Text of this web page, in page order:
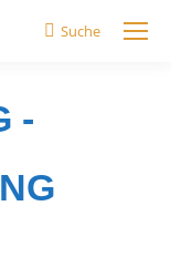
Search:
Suche
-